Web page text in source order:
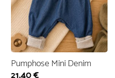
Pumphose Mini Denim
21,40€